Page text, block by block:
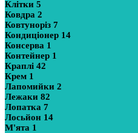
Клітки 5
Ковдра 2
Ковтуноріз 7
Кондиціонер 14
Консерва 1
Контейнер 1
Краплі 42
Крем 1
Лапомийки 2
Лежаки 82
Лопатка 7
Лосьйон 14
М'ята 1